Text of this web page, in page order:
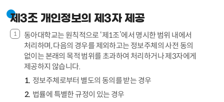
제3조 개인정보의 제3자 제공
동아대학교는 원칙적으로 ‘제1조’에서 명시한 범위 내에서
처리하며, 다음의 경우를 제외하고는 정보주체의 사전 동의
없이는 본래의 목적 범위를 초과하여 처리하거나 제3자에게
제공하지 않습니다.
정보주체로부터 별도의 동의를 받는 경우
법률에 특별한 규정이 있는 경우